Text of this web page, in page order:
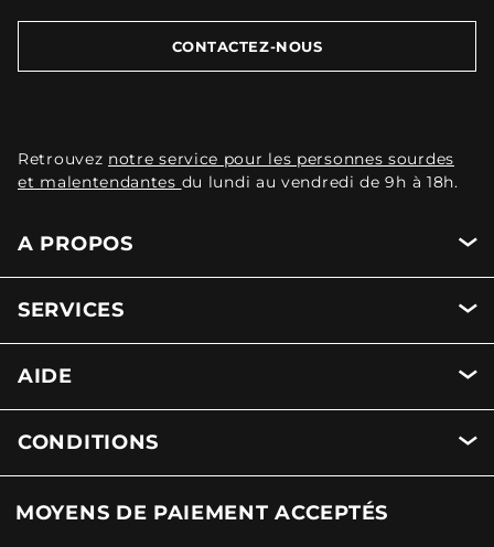
CONTACTEZ-NOUS
Retrouvez notre service pour les personnes sourdes
et malentendantes du lundi au vendredi de 9h à 18h.
A PROPOS
SERVICES
AIDE
CONDITIONS
MOYENS DE PAIEMENT ACCEPTÉS